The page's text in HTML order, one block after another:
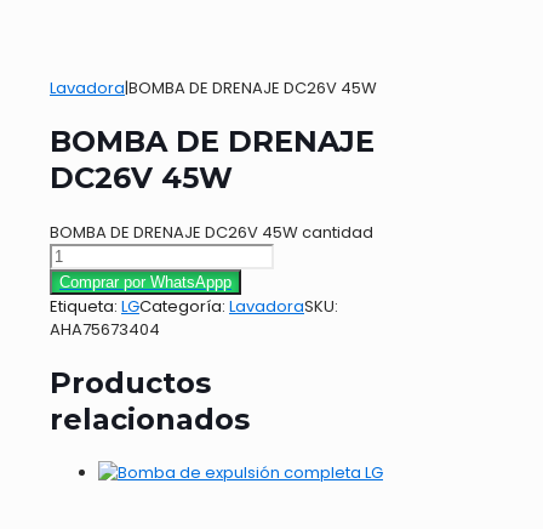
Lavadora|BOMBA DE DRENAJE DC26V 45W
BOMBA DE DRENAJE
DC26V 45W
BOMBA DE DRENAJE DC26V 45W cantidad
Comprar por WhatsAppp
Etiqueta: LGCategoría: LavadoraSKU:
AHA75673404
Productos
relacionados